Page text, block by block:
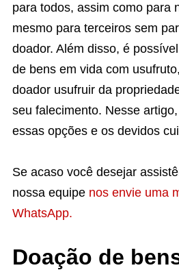
para todos, assim como para
mesmo para terceiros sem
doador. Além disso, é
de bens em vida com
doador usufruir da
seu falecimento. Nesse
essas opções e os devidos
Se acaso você desejar
nossa equipe nos envie uma
WhatsApp.
Doação de